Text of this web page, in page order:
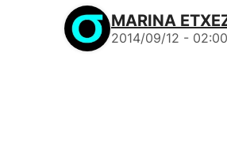
MARINA
2014/09/12 - 02:00